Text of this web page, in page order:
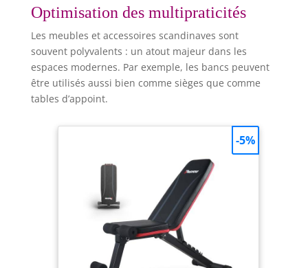
Optimisation des multipraticités
Les meubles et accessoires scandinaves sont
souvent polyvalents : un atout majeur dans les
espaces modernes. Par exemple, les bancs peuvent
être utilisés aussi bien comme sièges que comme
tables d’appoint.
-5%